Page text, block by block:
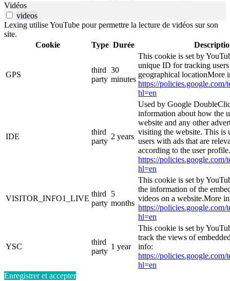
Vidéos
videos
Lexing utilise YouTube pour permettre la lecture de vidéos sur son
site.
Cookie
Type Durée
GPS
third
party
30
minutes
This cookie is set by
unique ID for tracking
geographical locationMore
https://policies.google.com/
hl=en
IDE
third
party
2 years
Used by Google
information about how the
website and any other
visiting the website. This is
users with ads that are
according to the user
https://policies.google.com/
hl=en
VISITOR_INFO1_LIVE
third
party
5
months
This cookie is set by
the information of the
videos on a website.More
https://policies.google.com/
hl=en
YSC
third
party
1 year
This cookie is set by
track the views of
info:
https://policies.google.com/
hl=en
Enregistrer et accepter